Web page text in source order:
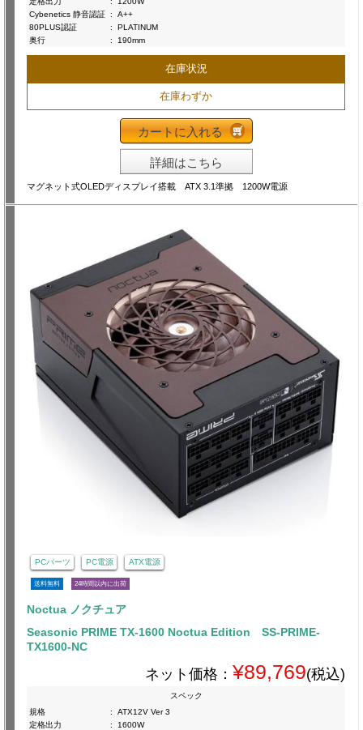
Cybenetics 静音認証 :
A++
80PLUS認証
:
PLATINUM
奥行
: 190mm
在庫状況
在庫わずか
カートに入れる
詳細はこちら
マグネット式OLEDディスプレイ搭載 ATX 3.1準拠 1200W電源
PCパーツ PC電源 ATX電源
送料無料 24時間以内に出荷
Noctua ノクチュア
Seasonic PRIME TX-1600 Noctua Edition SS-PRIME-
TX1600-NC
ネット価格： ¥89,769(税込)
スペック
規格
:
ATX12V Ver 3
定格出力
:
1600W